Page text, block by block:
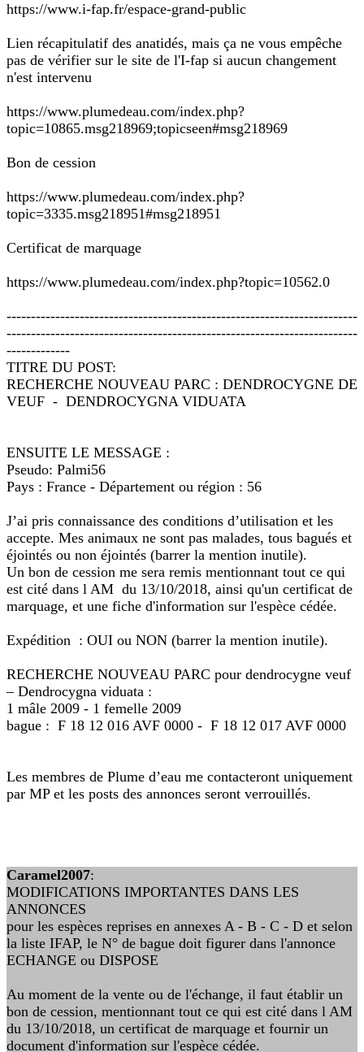
https://www.i-fap.fr/espace-grand-public
Lien récapitulatif des anatidés, mais ça ne vous empêche
pas de vérifier sur le site de l'I-fap si aucun changement
n'est intervenu
https://www.plumedeau.com/index.php?
topic=10865.msg218969;topicseen#msg218969
Bon de cession
https://www.plumedeau.com/index.php?
topic=3335.msg218951#msg218951
Certificat de marquage
https://www.plumedeau.com/index.php?topic=10562.0
------------------------------------------------------------------------
------------------------------------------------------------------------
-------------
TITRE DU POST:
RECHERCHE NOUVEAU PARC : DENDROCYGNE DE
VEUF - DENDROCYGNA VIDUATA
ENSUITE LE MESSAGE :
Pseudo: Palmi56
Pays : France - Département ou région : 56
J’ai pris connaissance des conditions d’utilisation et les
accepte. Mes animaux ne sont pas malades, tous bagués et
éjointés ou non éjointés (barrer la mention inutile).
Un bon de cession me sera remis mentionnant tout ce qui
est cité dans l AM du 13/10/2018, ainsi qu'un certificat de
marquage, et une fiche d'information sur l'espèce cédée.
Expédition : OUI ou NON (barrer la mention inutile).
RECHERCHE NOUVEAU PARC pour dendrocygne veuf
– Dendrocygna viduata :
1 mâle 2009 - 1 femelle 2009
bague : F 18 12 016 AVF 0000 - F 18 12 017 AVF 0000
Les membres de Plume d’eau me contacteront uniquement
par MP et les posts des annonces seront verrouillés.
Caramel2007:
MODIFICATIONS IMPORTANTES DANS LES
ANNONCES
pour les espèces reprises en annexes A - B - C - D et selon
la liste IFAP, le N° de bague doit figurer dans l'annonce
ECHANGE ou DISPOSE
Au moment de la vente ou de l'échange, il faut établir un
bon de cession, mentionnant tout ce qui est cité dans l AM
du 13/10/2018, un certificat de marquage et fournir un
document d'information sur l'espèce cédée.